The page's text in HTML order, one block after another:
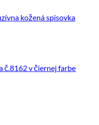
č.8162 v čiernej farbe